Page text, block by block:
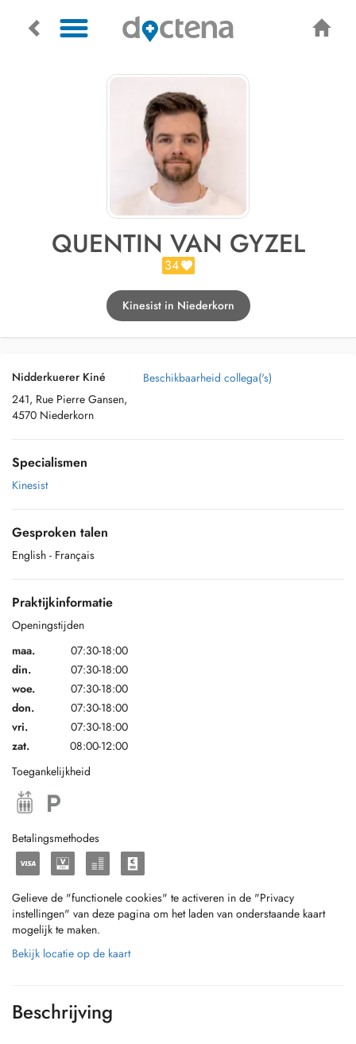
QUENTIN VAN GYZEL
34
Kinesist in Niederkorn
Nidderkuerer Kiné
241, Rue Pierre Gansen,
4570 Niederkorn
Beschikbaarheid collega('s)
Specialismen
Kinesist
Gesproken talen
English - Français
Praktijkinformatie
Openingstijden
maa.
07:30-18:00
din.
07:30-18:00
woe.
07:30-18:00
don.
07:30-18:00
vri.
07:30-18:00
zat.
08:00-12:00
Toegankelijkheid
Betalingsmethodes
Gelieve de "functionele cookies" te activeren in de "Privacy
instellingen" van deze pagina om het laden van onderstaande kaart
mogelijk te maken.
Bekijk locatie op de kaart
Beschrijving